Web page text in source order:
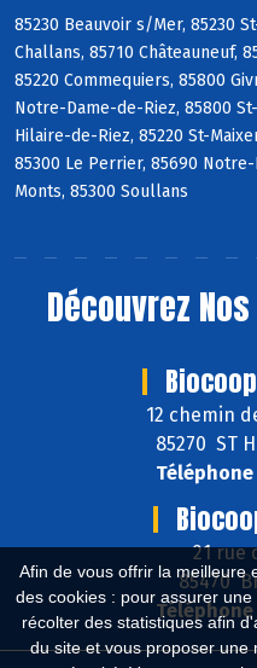
Afin de vous offrir la meilleure
des cookies : pour assurer
récolter des statistiques afin
du site et vous proposer une
85230 Beauvoir s/Mer, 85230
Challans, 85710 Châteauneuf,
85220 Commequiers, 85800
Notre-Dame-de-Riez, 85800
Hilaire-de-Riez, 85220 St-
85300 Le Perrier, 85690
Monts, 85300 Soullans
Découvrez
12 chemin
85270 ST
Téléphone
21 rue
85470
Téléphone